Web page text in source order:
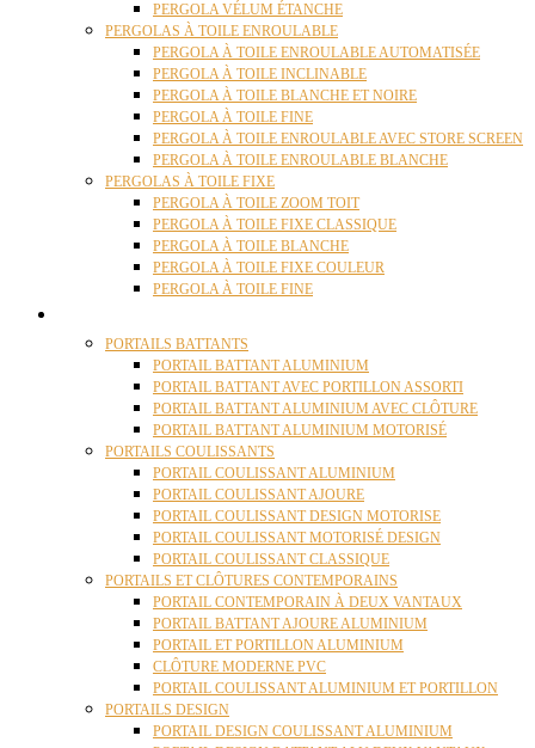
PERGOLA VÉLUM ÉTANCHE
PERGOLAS À TOILE ENROULABLE
PERGOLA À TOILE ENROULABLE AUTOMATISÉE
PERGOLA À TOILE INCLINABLE
PERGOLA À TOILE BLANCHE ET NOIRE
PERGOLA À TOILE FINE
PERGOLA À TOILE ENROULABLE AVEC STORE SCREEN
PERGOLA À TOILE ENROULABLE BLANCHE
PERGOLAS À TOILE FIXE
PERGOLA À TOILE ZOOM TOIT
PERGOLA À TOILE FIXE CLASSIQUE
PERGOLA À TOILE BLANCHE
PERGOLA À TOILE FIXE COULEUR
PERGOLA À TOILE FINE
PORTAILS BATTANTS
PORTAIL BATTANT ALUMINIUM
PORTAIL BATTANT AVEC PORTILLON ASSORTI
PORTAIL BATTANT ALUMINIUM AVEC CLÔTURE
PORTAIL BATTANT ALUMINIUM MOTORISÉ
PORTAILS COULISSANTS
PORTAIL COULISSANT ALUMINIUM
PORTAIL COULISSANT AJOURE
PORTAIL COULISSANT DESIGN MOTORISE
PORTAIL COULISSANT MOTORISÉ DESIGN
PORTAIL COULISSANT CLASSIQUE
PORTAILS ET CLÔTURES CONTEMPORAINS
PORTAIL CONTEMPORAIN À DEUX VANTAUX
PORTAIL BATTANT AJOURE ALUMINIUM
PORTAIL ET PORTILLON ALUMINIUM
CLÔTURE MODERNE PVC
PORTAIL COULISSANT ALUMINIUM ET PORTILLON
PORTAILS DESIGN
PORTAIL DESIGN COULISSANT ALUMINIUM